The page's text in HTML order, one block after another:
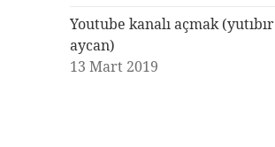
Youtube kanalı açmak (yutıbır
aycan)
13 Mart 2019